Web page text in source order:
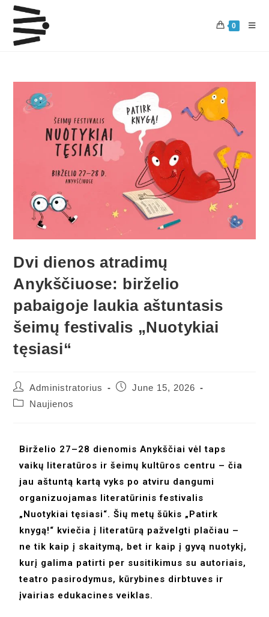
0
Dvi dienos atradimų
Anykščiuose: birželio
pabaigoje laukia aštuntasis
šeimų festivalis „Nuotykiai
tęsiasi“
Administratorius
June 15, 2026
Naujienos
Birželio 27–28 dienomis Anykščiai vėl taps
vaikų literatūros ir šeimų kultūros centru – čia
jau aštuntą kartą vyks po atviru dangumi
organizuojamas literatūrinis festivalis
„Nuotykiai tęsiasi“. Šių metų šūkis „Patirk
knygą!“ kviečia į literatūrą pažvelgti plačiau –
ne tik kaip į skaitymą, bet ir kaip į gyvą nuotykį,
kurį galima patirti per susitikimus su autoriais,
teatro pasirodymus, kūrybines dirbtuves ir
įvairias edukacines veiklas.